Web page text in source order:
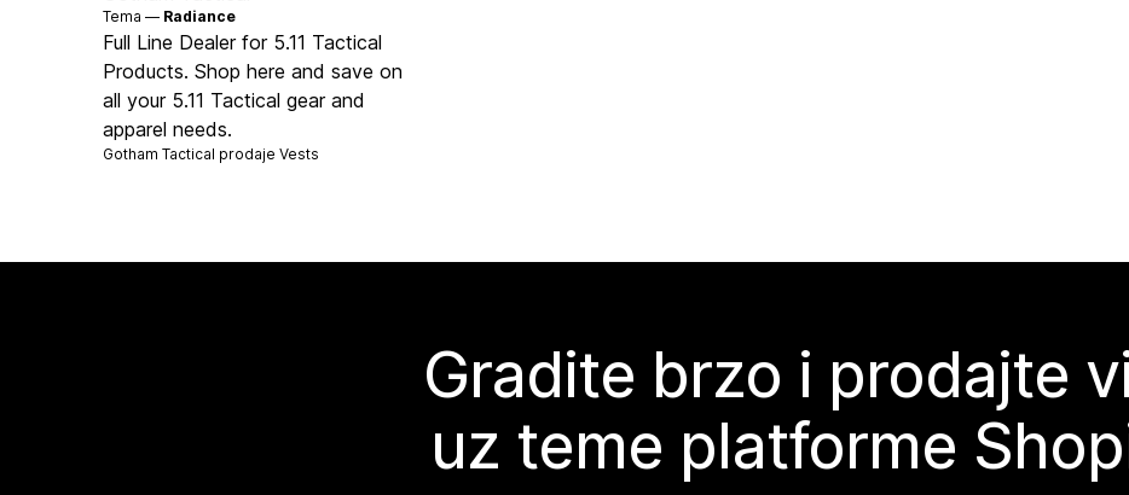
Tema — Radiance
Full Line Dealer for 5.11 Tactical
Products. Shop here and save on
all your 5.11 Tactical gear and
apparel needs.
Gotham Tactical prodajeVests
Gradite brzo i prodajte
uz teme platforme